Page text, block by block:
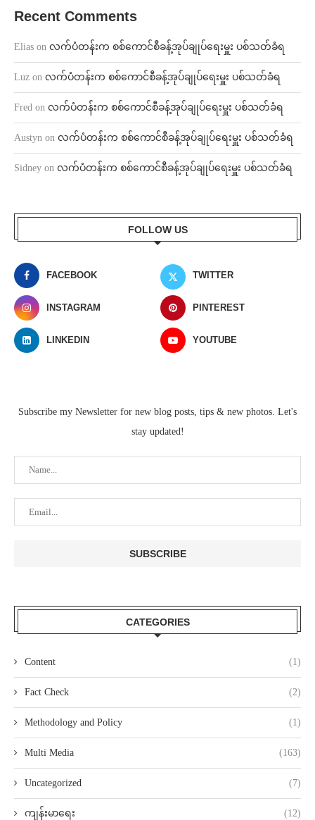
Recent Comments
Elias on လက်ပံတန်းက စစ်ကောင်စီခန့်အုပ်ချုပ်ရေးမှူး ပစ်သတ်ခံရ
Luz on လက်ပံတန်းက စစ်ကောင်စီခန့်အုပ်ချုပ်ရေးမှူး ပစ်သတ်ခံရ
Fred on လက်ပံတန်းက စစ်ကောင်စီခန့်အုပ်ချုပ်ရေးမှူး ပစ်သတ်ခံရ
Austyn on လက်ပံတန်းက စစ်ကောင်စီခန့်အုပ်ချုပ်ရေးမှူး ပစ်သတ်ခံရ
Sidney on လက်ပံတန်းက စစ်ကောင်စီခန့်အုပ်ချုပ်ရေးမှူး ပစ်သတ်ခံရ
FOLLOW US
FACEBOOK TWITTER
INSTAGRAM PINTEREST
LINKEDIN YOUTUBE
Subscribe my Newsletter for new blog posts, tips & new photos. Let's
stay updated!
CATEGORIES
Content (1)
Fact Check (2)
Methodology and Policy (1)
Multi Media (163)
Uncategorized (7)
ကျန်းမာရေး (12)